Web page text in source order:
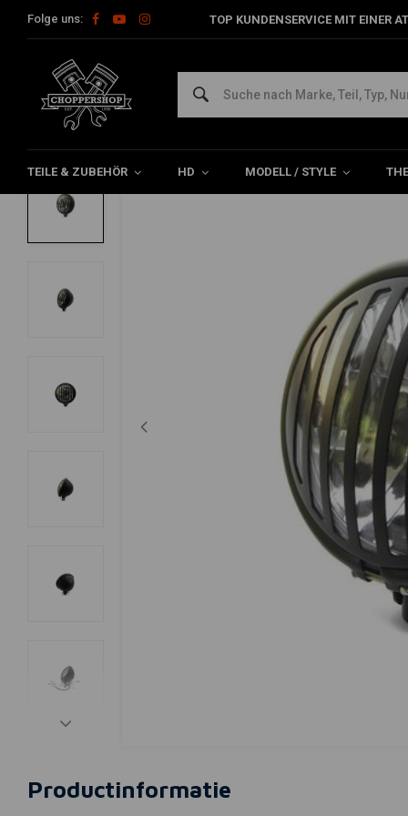
Folge uns: TOP KUNDENSERVICE MIT EINER
TEILE & ZUBEHÖR HD MODELL / STYLE
Home Teile & Zubehör Erleichterung Frontscheinwerfer
5,75 "Grill Scheinwerfer unten schwarz
5/5 (1 reviews)
Productinformatie